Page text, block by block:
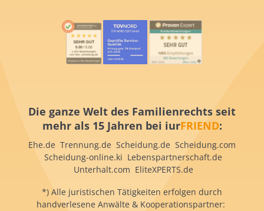
Die ganze Welt des Familienrechts seit
mehr als 15 Jahren bei iurFRIEND:
Ehe.de Trennung.de Scheidung.de Scheidung.com
Scheidung-online.ki Lebenspartnerschaft.de
Unterhalt.com EliteXPERTS.de
*) Alle juristischen Tätigkeiten erfolgen durch
handverlesene Anwälte & Kooperationspartner: